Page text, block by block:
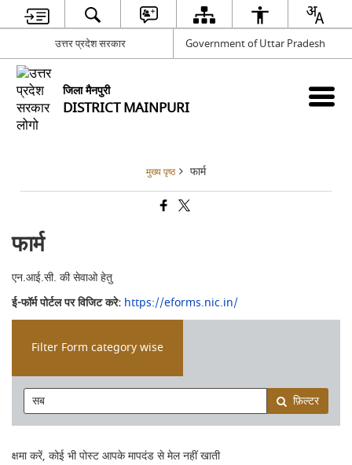
उत्तर प्रदेश सरकार Government of Uttar Pradesh
जिला मैनपुरी
DISTRICT MAINPURI
मुख्य पृष्ठ फार्म
फार्म
एन.आई.सी. की सेवाओ हेतु
ई-फॉर्म पोर्टल पर विजिट करे: https://eforms.nic.in/
Filter Form category wise
फ़िल्टर
क्षमा करें, कोई भी पोस्ट आपके मापदंड से मेल नहीं खाती